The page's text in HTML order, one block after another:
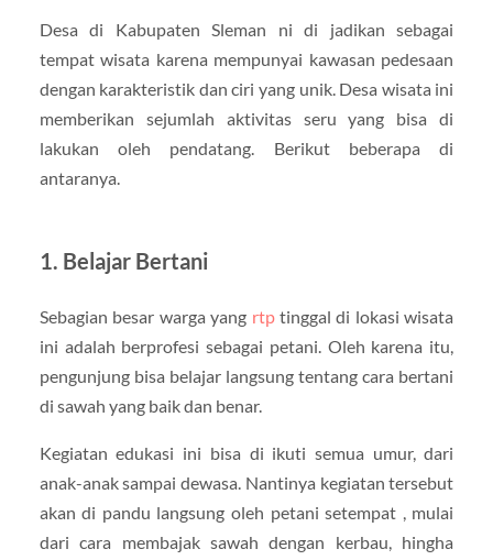
Desa di Kabupaten Sleman ni di jadikan sebagai
tempat wisata karena mempunyai kawasan pedesaan
dengan karakteristik dan ciri yang unik. Desa wisata ini
memberikan sejumlah aktivitas seru yang bisa di
lakukan oleh pendatang. Berikut beberapa di
antaranya.
1. Belajar Bertani
Sebagian besar warga yang rtptinggal di lokasi wisata
ini adalah berprofesi sebagai petani. Oleh karena itu,
pengunjung bisa belajar langsung tentang cara bertani
di sawah yang baik dan benar.
Kegiatan edukasi ini bisa di ikuti semua umur, dari
anak-anak sampai dewasa. Nantinya kegiatan tersebut
akan di pandu langsung oleh petani setempat , mulai
dari cara membajak sawah dengan kerbau, hingha